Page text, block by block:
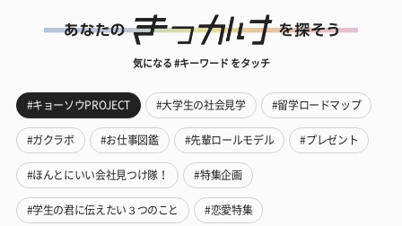
気になる #キーワード をタッチ
#キョーソウPROJECT #大学生の社会見学 #留学ロードマップ
#ガクラボ #お仕事図鑑 #先輩ロールモデル #プレゼント
#ほんとにいい会社見つけ隊！ #特集企画
#学生の君に伝えたい３つのこと #恋愛特集